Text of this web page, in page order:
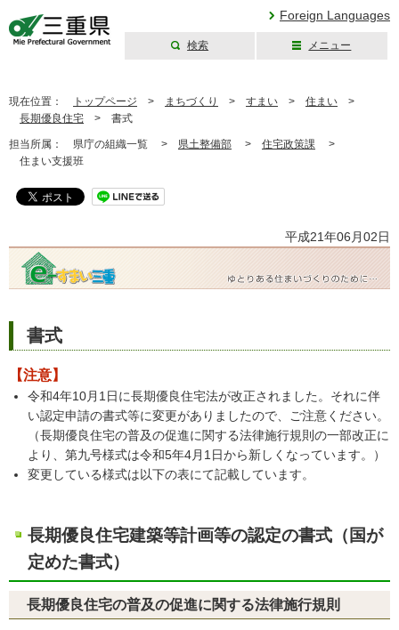
Foreign Languages
検索 メニュー
現在位置： トップページ > まちづくり > すまい > 住まい >
長期優良住宅 > 書式
担当所属： 県庁の組織一覧 > 県土整備部 > 住宅政策課 >
住まい支援班
平成21年06月02日
書式
【注意】
令和4年10月1日に長期優良住宅法が改正されました。それに伴
い認定申請の書式等に変更がありましたので、ご注意ください。
（長期優良住宅の普及の促進に関する法律施行規則の一部改正に
より、第九号様式は令和5年4月1日から新しくなっています。）
変更している様式は以下の表にて記載しています。
長期優良住宅建築等計画等の認定の書式（国が
定めた書式）
長期優良住宅の普及の促進に関する法律施行規則